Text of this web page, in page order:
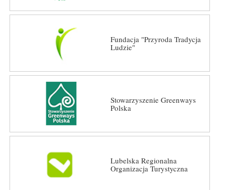
Fundacja "Przyroda Tradycja
Ludzie"
Stowarzyszenie Greenways
Polska
Lubelska Regionalna
Organizacja Turystyczna